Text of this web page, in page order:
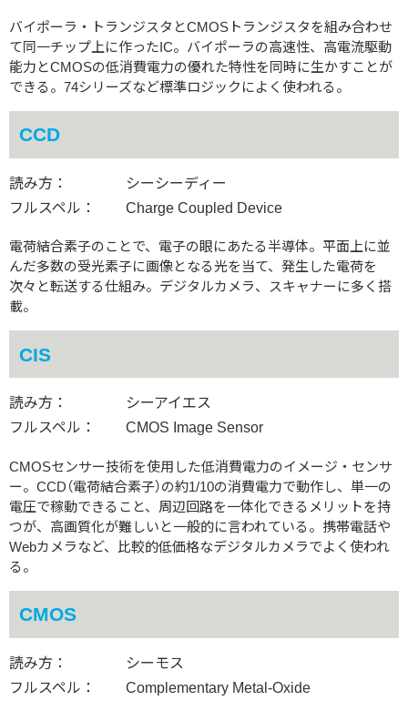
バイポーラ・トランジスタとCMOSトランジスタを組み合わせ
て同一チップ上に作ったIC。バイポーラの高速性、高電流駆動
能力とCMOSの低消費電力の優れた特性を同時に生かすことが
できる。74シリーズなど標準ロジックによく使われる。
CCD
読み方：
シーシーディー
フルスペル：
Charge Coupled Device
電荷結合素子のことで、電子の眼にあたる半導体。平面上に並
んだ多数の受光素子に画像となる光を当て、発生した電荷を
次々と転送する仕組み。デジタルカメラ、スキャナーに多く搭
載。
CIS
読み方：
シーアイエス
フルスペル：
CMOS Image Sensor
CMOSセンサー技術を使用した低消費電力のイメージ・センサ
ー。CCD（電荷結合素子）の約1/10の消費電力で動作し、単一の
電圧で稼動できること、周辺回路を一体化できるメリットを持
つが、高画質化が難しいと一般的に言われている。携帯電話や
Webカメラなど、比較的低価格なデジタルカメラでよく使われ
る。
CMOS
読み方：
シーモス
フルスペル：
Complementary Metal-Oxide